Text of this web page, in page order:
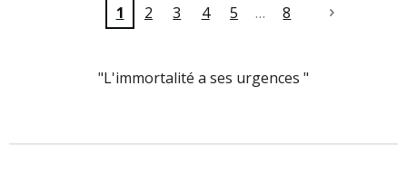
1 2 3 4 5 8
"L'immortalité a ses urgences "